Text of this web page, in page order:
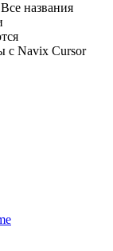
названия
с Navix Cursor